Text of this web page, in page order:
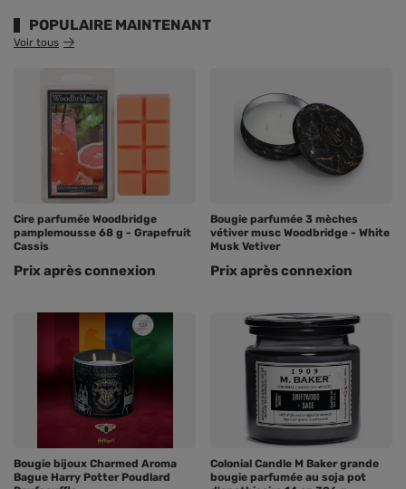
POPULAIRE MAINTENANT
Voir tous
Cire parfumée Woodbridge
pamplemousse 68 g - Grapefruit
Cassis
Prix ​​après connexion
Bougie parfumée 3 mèches
vétiver musc Woodbridge - White
Musk Vetiver
Prix ​​après connexion
Bougie bijoux Charmed Aroma
Bague Harry Potter Poudlard
Colonial Candle M Baker grande
bougie parfumée au soja pot